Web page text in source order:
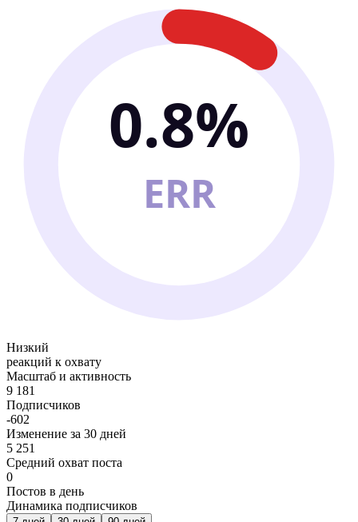
0.8%
ERR
Низкий
реакций к охвату
Масштаб и активность
9 181
Подписчиков
-602
Изменение за 30 дней
5 251
Средний охват поста
0
Постов в день
Динамика подписчиков